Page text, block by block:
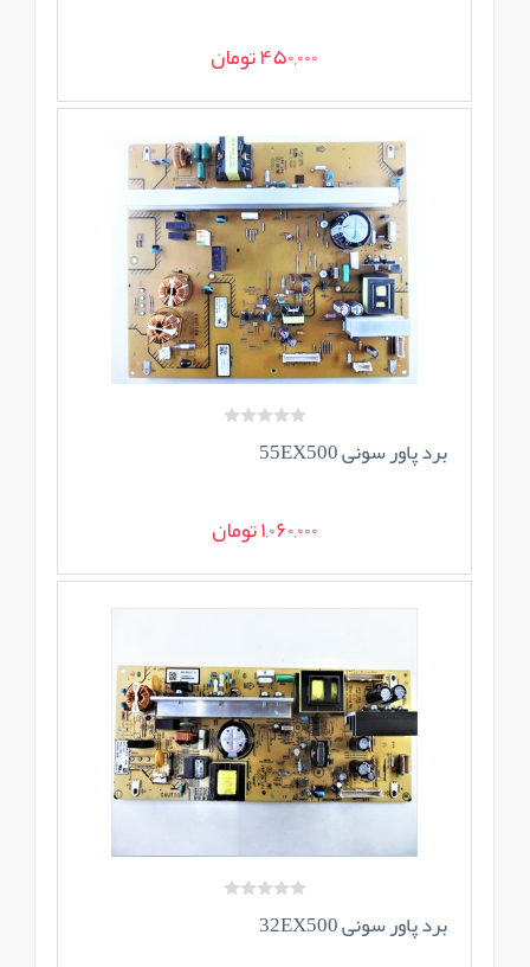
450,000 تومان
برد پاور سونی 55EX500
1,060,000 تومان
برد پاور سونی 32EX500